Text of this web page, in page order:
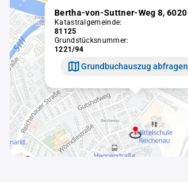
Katastralgemeinde:
81125
Grundstücksnummer:
1221/94
Grundbuchauszug abfragen